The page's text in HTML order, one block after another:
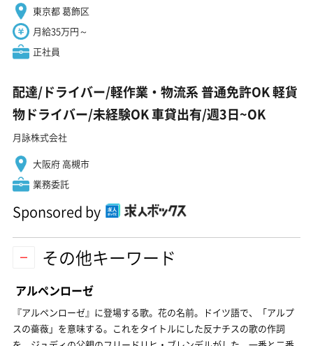
東京都 葛飾区
月給35万円～
正社員
配達/ドライバー/軽作業・物流系 普通免許OK 軽貨
物ドライバー/未経験OK 車貸出有/週3日~OK
月詠株式会社
大阪府 高槻市
業務委託
Sponsored by
その他キーワード
アルペンローゼ
『アルペンローゼ』に登場する歌。花の名前。ドイツ語で、「アルプ
スの薔薇」を意味する。これをタイトルにした反ナチスの歌の作詞